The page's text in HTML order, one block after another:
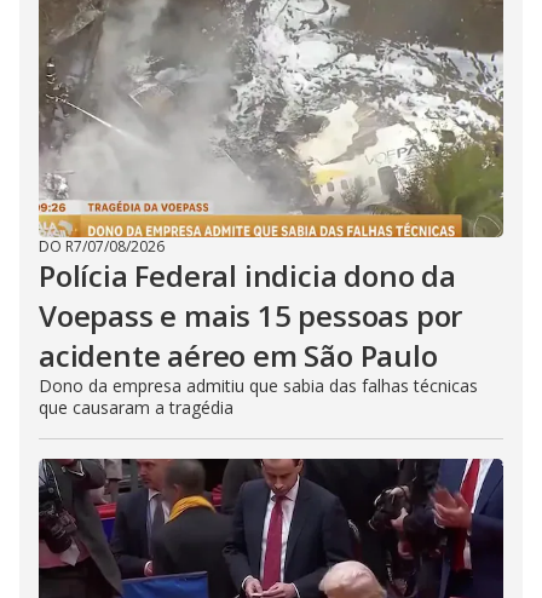
DO R7/07/08/2026
Polícia Federal indicia dono da
Voepass e mais 15 pessoas por
acidente aéreo em São Paulo
Dono da empresa admitiu que sabia das falhas técnicas
que causaram a tragédia